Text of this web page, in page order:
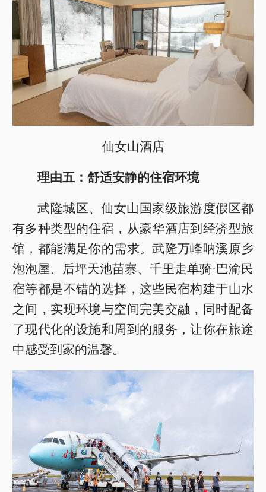
仙女山酒店
理由五：舒适安静的住宿环境
武隆城区、仙女山国家级旅游度假区都
有多种类型的住宿，从豪华酒店到经济型旅
馆，都能满足你的需求。武隆万峰呐溪原乡
泡泡屋、后坪天池苗寨、千里走单骑·巴渝民
宿等都是不错的选择，这些民宿构建于山水
之间，实现环境与空间完美交融，同时配备
了现代化的设施和周到的服务，让你在旅途
中感受到家的温馨。